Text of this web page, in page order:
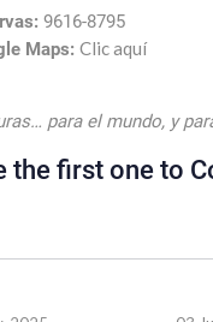
9616-8795
Maps: Clic aquí
para el mundo, y
the first one to